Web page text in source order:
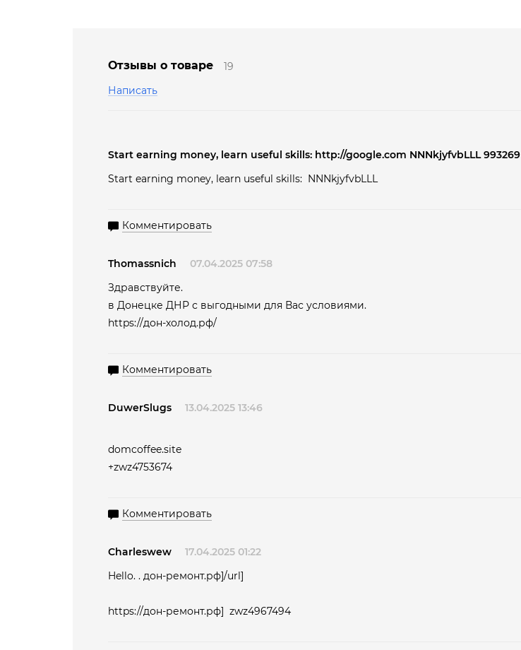
Отзывы о товаре
19
Написать
Start earning money, learn useful skills: http://google.com NNNkjyfvbLLL 993269
Start earning money, learn useful skills: NNNkjyfvbLLL
Комментировать
Thomassnich
07.04.2025 07:58
Здравствуйте.
в Донецке ДНР с выгодными для Вас условиями.
https://дон-холод.рф/
Комментировать
DuwerSlugs 13.04.2025 13:46
domcoffee.site
+zwz4753674
Комментировать
Charleswew
17.04.2025 01:22
Hello. . дон-ремонт.рф]/url]
https://дон-ремонт.рф] zwz4967494